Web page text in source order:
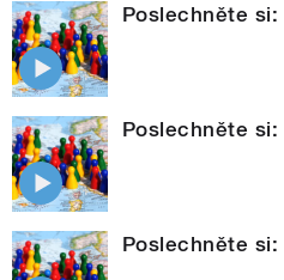
Poslechněte
Poslechněte
Poslechněte